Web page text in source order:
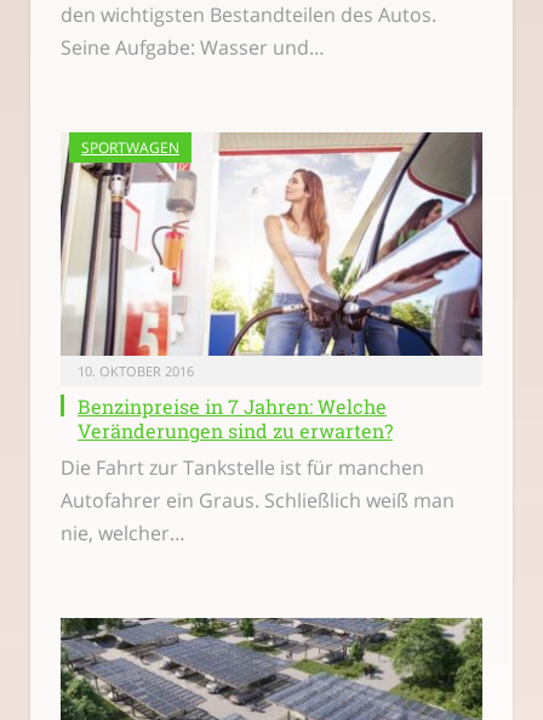
den wichtigsten Bestandteilen des Autos.
Seine Aufgabe: Wasser und…
SPORTWAGEN
10. OKTOBER 2016
Benzinpreise in 7 Jahren: Welche
Veränderungen sind zu erwarten?
Die Fahrt zur Tankstelle ist für manchen
Autofahrer ein Graus. Schließlich weiß man
nie, welcher…